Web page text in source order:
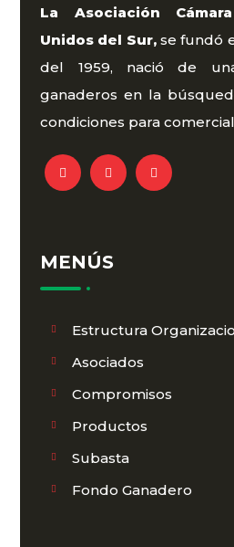
La Asociación
Unidos del Sur,se fundó
del 1959, nació de
ganaderos en la
condiciones para
MENÚS
Estructura
Asociados
Compromisos
Productos
Subasta
Fondo Ganadero